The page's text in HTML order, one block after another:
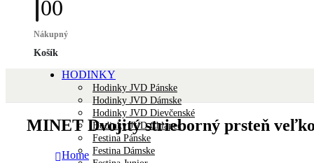
00
Nákupný
Košík
HODINKY
Hodinky JVD Pánske
Hodinky JVD Dámske
Hodinky JVD Dievčenské
Hodinky JVD Chlapec
Festina Pánske
Festina Dámske
MINET Dvojitý strieborný prsteň
Home